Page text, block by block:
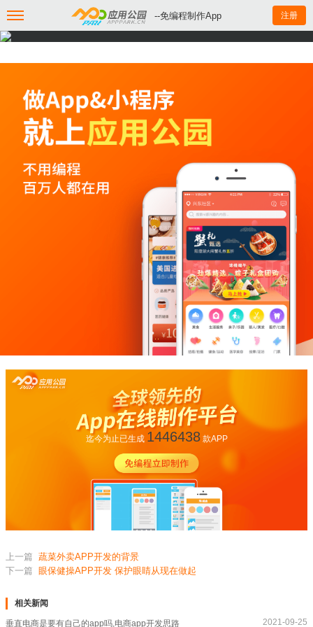
--免编程制作App 注册
迄今为止已生成 1446438款APP
上一篇 蔬菜外卖APP开发的背景
下一篇
眼保健操APP开发 保护眼睛从现在做起
相关新闻
垂直电商是要有自己的app吗,电商app开发思路 2021-09-25